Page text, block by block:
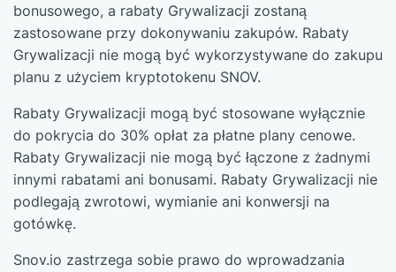
bonusowego, a rabaty Grywalizacji zostaną
zastosowane przy dokonywaniu zakupów. Rabaty
Grywalizacji nie mogą być wykorzystywane do zakupu
planu z użyciem kryptotokenu SNOV.
Rabaty Grywalizacji mogą być stosowane wyłącznie
do pokrycia do 30% opłat za płatne plany cenowe.
Rabaty Grywalizacji nie mogą być łączone z żadnymi
innymi rabatami ani bonusami. Rabaty Grywalizacji nie
podlegają zwrotowi, wymianie ani konwersji na
gotówkę.
Snov.io zastrzega sobie prawo do wprowadzania